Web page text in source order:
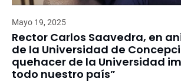
Mayo 19, 2025
Rector Carlos Saavedra, en
de la Universidad de
quehacer de la Universidad
todo nuestro país”